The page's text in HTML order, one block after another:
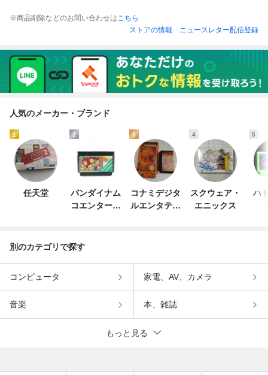
※商品削除などのお問い合わせはこちら
ストアの情報
ニュースレター配信登録
人気のメーカー・ブランド
1
任天堂
2
バンダイナム
コエンターテ
3
コナミデジタ
ルエンタテイ
4
スクウェア・
エニックス
5
ハ
別のカテゴリで探す
コンピュータ 家電、AV、カメラ
音楽 本、雑誌
もっと見る